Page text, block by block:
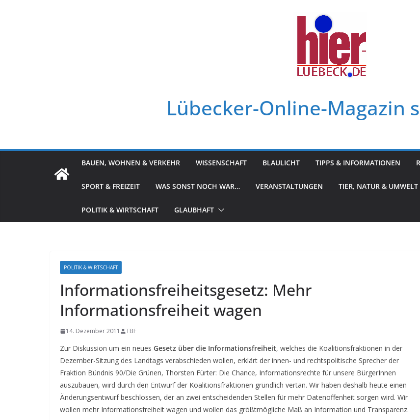
Lübecker-Online-Magazin
BAUEN, WOHNEN & VERKEHR WISSENSCHAFT BLAULICHT TIPPS & INFORMATIONEN
SPORT & FREIZEIT WAS SONST NOCH WAR… VERANSTALTUNGEN TIER, NATUR & UMWELT
POLITIK & WIRTSCHAFT GLAUBHAFT
POLITIK & WIRTSCHAFT
Informationsfreiheitsgesetz: Mehr
Informationsfreiheit wagen
14. Dezember 2011 TBF
Zur Diskussion um ein neues Gesetz über die Informationsfreiheit, welches die Koalitionsfraktionen in der
Dezember-Sitzung des Landtags verabschieden wollen, erklärt der innen- und rechtspolitische Sprecher der
Fraktion Bündnis 90/Die Grünen, Thorsten Fürter: Die Chance, Informationsrechte für unsere BürgerInnen
auszubauen, wird durch den Entwurf der Koalitionsfraktionen gründlich vertan. Wir haben deshalb heute einen
Änderungsentwurf beschlossen, der an zwei entscheidenden Stellen für mehr Datenoffenheit sorgen wird. Wir
wollen mehr Informationsfreiheit wagen und wollen das größtmögliche Maß an Information und Transparenz.